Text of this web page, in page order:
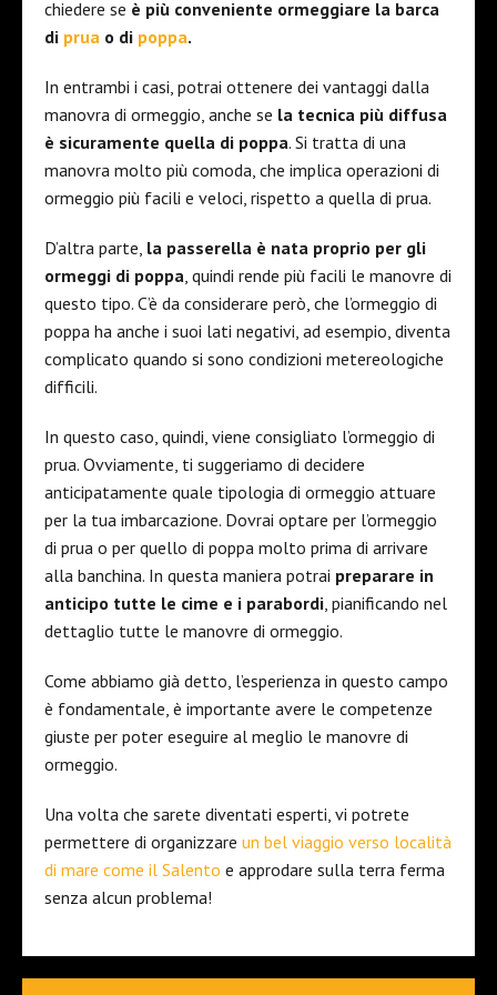
chiedere se è più conveniente ormeggiare la barca
di prua o di poppa.
In entrambi i casi, potrai ottenere dei vantaggi dalla
manovra di ormeggio, anche se la tecnica più diffusa
è sicuramente quella di poppa. Si tratta di una
manovra molto più comoda, che implica operazioni di
ormeggio più facili e veloci, rispetto a quella di prua.
D’altra parte, la passerella è nata proprio per gli
ormeggi di poppa, quindi rende più facili le manovre di
questo tipo. C’è da considerare però, che l’ormeggio di
poppa ha anche i suoi lati negativi, ad esempio, diventa
complicato quando si sono condizioni metereologiche
difficili.
In questo caso, quindi, viene consigliato l’ormeggio di
prua. Ovviamente, ti suggeriamo di decidere
anticipatamente quale tipologia di ormeggio attuare
per la tua imbarcazione. Dovrai optare per l’ormeggio
di prua o per quello di poppa molto prima di arrivare
alla banchina. In questa maniera potrai preparare in
anticipo tutte le cime e i parabordi, pianificando nel
dettaglio tutte le manovre di ormeggio.
Come abbiamo già detto, l’esperienza in questo campo
è fondamentale, è importante avere le competenze
giuste per poter eseguire al meglio le manovre di
ormeggio.
Una volta che sarete diventati esperti, vi potrete
permettere di organizzare un bel viaggio verso località
di mare come il Salento e approdare sulla terra ferma
senza alcun problema!